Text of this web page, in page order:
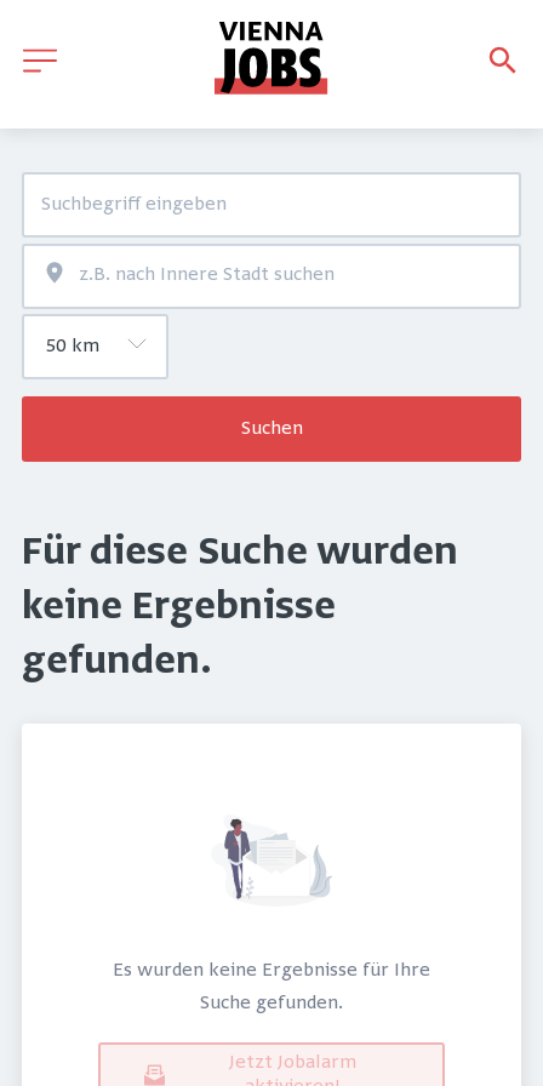
Suchen
Für diese Suche wurden
keine Ergebnisse
gefunden.
Es wurden keine Ergebnisse für Ihre
Suche gefunden.
Jetzt Jobalarm